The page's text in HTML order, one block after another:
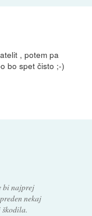
, potem pa
bo spet čisto ;-)
bi najprej
nekaj
škodila.